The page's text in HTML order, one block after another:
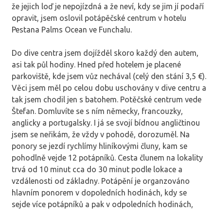
že jejich loď je nepojízdná a že neví, kdy se jim jí podaří
opravit, jsem oslovil potápěčské centrum v hotelu
Pestana Palms Ocean ve Funchalu.
Do dive centra jsem dojížděl skoro každý den autem,
asi tak půl hodiny. Hned před hotelem je placené
parkoviště, kde jsem vůz nechával (celý den stání 3,5 €).
Věci jsem měl po celou dobu uschovány v dive centru a
tak jsem chodil jen s batohem. Potěčské centrum vede
Štefan. Domluvíte se s ním německy, francouzky,
anglicky a portugalsky. I já se svojí bídnou angličtinou
jsem se neřikám, že vždy v pohodě, dorozuměl. Na
ponory se jezdí rychlímy hliníkovými čluny, kam se
pohodlně vejde 12 potápníků. Cesta člunem na lokality
trvá od 10 minut cca do 30 minut podle lokace a
vzdálenosti od základny. Potápění je organzováno
hlavním ponorem v dopoledních hodinách, kdy se
sejde více potápníků a pak v odpoledních hodinách,